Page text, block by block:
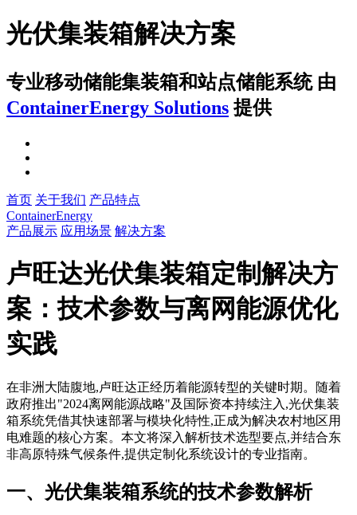
光伏集装箱解决方案
专业移动储能集装箱和站点储能系统 由
ContainerEnergy Solutions 提供
首页 关于我们 产品特点
ContainerEnergy
产品展示 应用场景 解决方案
卢旺达光伏集装箱定制解决方
案：技术参数与离网能源优化
实践
在非洲大陆腹地,卢旺达正经历着能源转型的关键时期。随着
政府推出"2024离网能源战略"及国际资本持续注入,光伏集装
箱系统凭借其快速部署与模块化特性,正成为解决农村地区用
电难题的核心方案。本文将深入解析技术选型要点,并结合东
非高原特殊气候条件,提供定制化系统设计的专业指南。
一、光伏集装箱系统的技术参数解析